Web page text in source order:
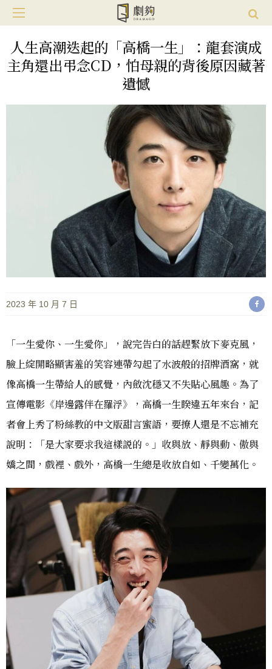
人生高潮迭起的「高橋一生」：龍套演成
主角還出弔念CD，怕母親的背後原因藏著
遺憾
2023 年 10 月 7 日
「一生愛你、一生愛你」，說完告白的話趕緊放下麥克風，
臉上綻開略顯害羞的笑容連帶勾起了水波般的招牌酒窩，就
像高橋一生帶給人的感覺，內斂沈穩又不失貼心風趣。為了
宣傳電影《岸邊露伴在羅浮》，高橋一生睽違五年來台，記
者會上秀了粉絲教的中文版甜言蜜語，要撩人還是不忘補充
說明：「是大家要求我這樣説的。」收與放、靜與動、傲與
嬌之間，戲裡、戲外，高橋一生總是收放自如、千變萬化。